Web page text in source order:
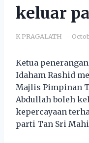
keluar
K PRAGALATH
Ketua
Idaham Rashid
Majlis Pimpinan
Abdullah boleh
kepercayaan
parti Tan Sri